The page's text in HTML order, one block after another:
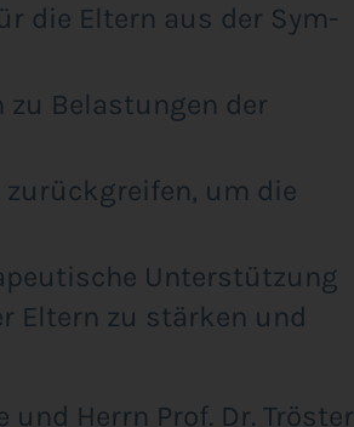
die Eltern aus der Sym­
zu Belas­tun­gen der
zurück­grei­fen, um die
Unter­stüt­zung
Eltern zu stär­ken und
Herrn Prof. Dr. Trös­ter